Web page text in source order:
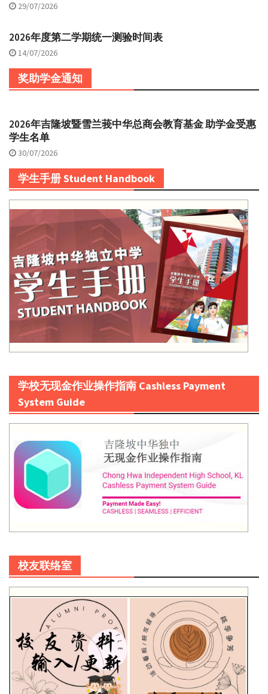
29/07/2026
2026年度第二学期统一测验时间表
14/07/2026
奖助学金通知
2026年吉隆坡暨雪兰莪中华总商会教育基金 助学金受惠
学生名单
30/07/2026
学生手册 Student Handbook
学校无现金作业操作指南 Cashless Payment
System Guide
校友联络室